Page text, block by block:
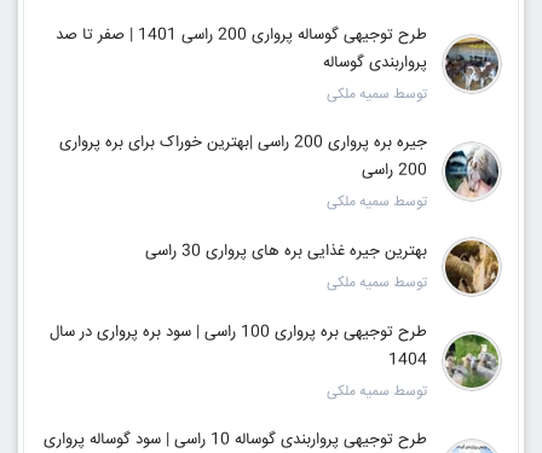
طرح توجیهی گوساله پرواری 200 راسی 1401 | صفر تا صد
پرواربندی گوساله
توسط سمیه ملکی
جیره بره پرواری 200 راسی |بهترین خوراک برای بره پرواری
200 راسی
توسط سمیه ملکی
بهترین جیره غذایی بره های پرواری 30 راسی
توسط سمیه ملکی
طرح توجیهی بره پرواری 100 راسی | سود بره پرواری در سال
1404
توسط سمیه ملکی
طرح توجیهی پرواربندی گوساله 10 راسی | سود گوساله پرواری